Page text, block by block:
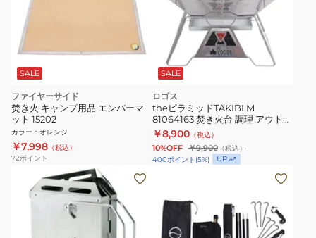
SALE
ファイヤーサイド
焚き火 キャンプ用品 エンバーマ
ット 15202
カラー ： オレンジ
￥7,998 （税込）
72ポイント
SALE
ロゴス
theピラミッドTAKIBI M
81064163 焚き火台 調理 アウトド
ア キャンプ BBQ バーベキュー 簡
単組立 コンパクト ゴトク
￥8,900 （税込）
10%OFF ￥9,900（税込）
400ポイント (5%) UP